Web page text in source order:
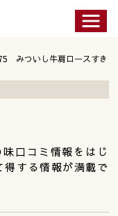
みついし牛肩ロースすき
口コミ情報をはじ
する情報が満載で